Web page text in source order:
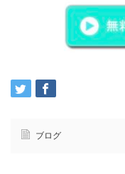
ブログ